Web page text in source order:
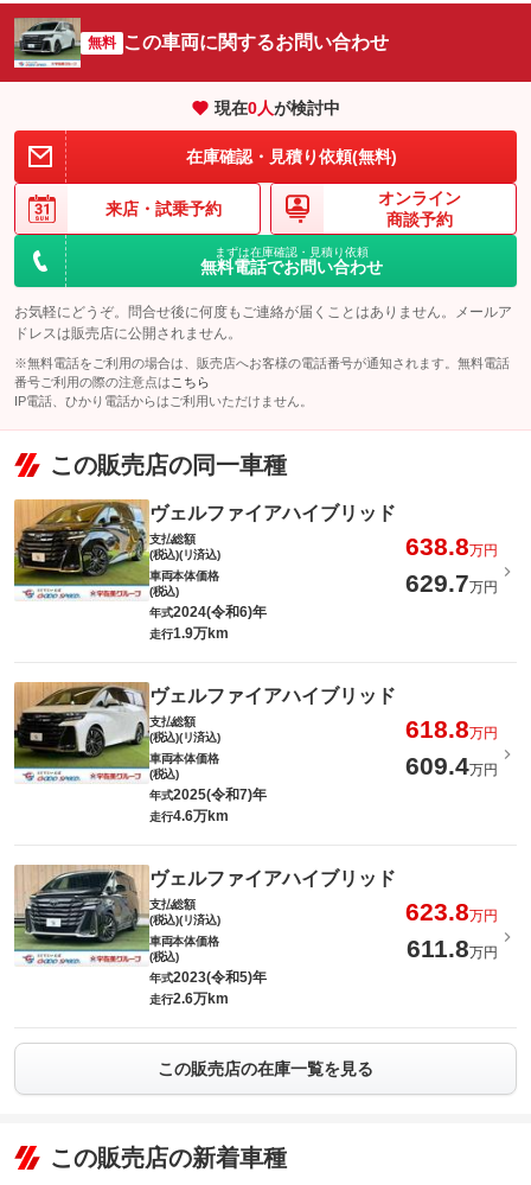
無料 この車両に関するお問い合わせ
現在0人が検討中
在庫確認・見積り依頼(無料)
来店・ 試乗予約
オンライン
商談予約
まずは在庫確認・見積り依頼
無料電話でお問い合わせ
お気軽にどうぞ。問合せ後に何度もご連絡が届くことはありません。メールア
ドレスは販売店に公開されません。
※無料電話をご利用の場合は、販売店へお客様の電話番号が通知されます。無料電話
番号ご利用の際の注意点は こちら
IP電話、ひかり電話からはご利用いただけません。
この販売店の同一車種
ヴェルファイアハイブリッド
支払総額
(税込)(リ済込)
638.8万円
車両本体価格
(税込)
629.7万円
年式2024(令和6)年
走行1.9万km
ヴェルファイアハイブリッド
支払総額
(税込)(リ済込)
618.8万円
車両本体価格
(税込)
609.4万円
年式2025(令和7)年
走行4.6万km
ヴェルファイアハイブリッド
支払総額
(税込)(リ済込)
623.8万円
車両本体価格
(税込)
611.8万円
年式2023(令和5)年
走行2.6万km
この販売店の在庫一覧を見る
この販売店の新着車種